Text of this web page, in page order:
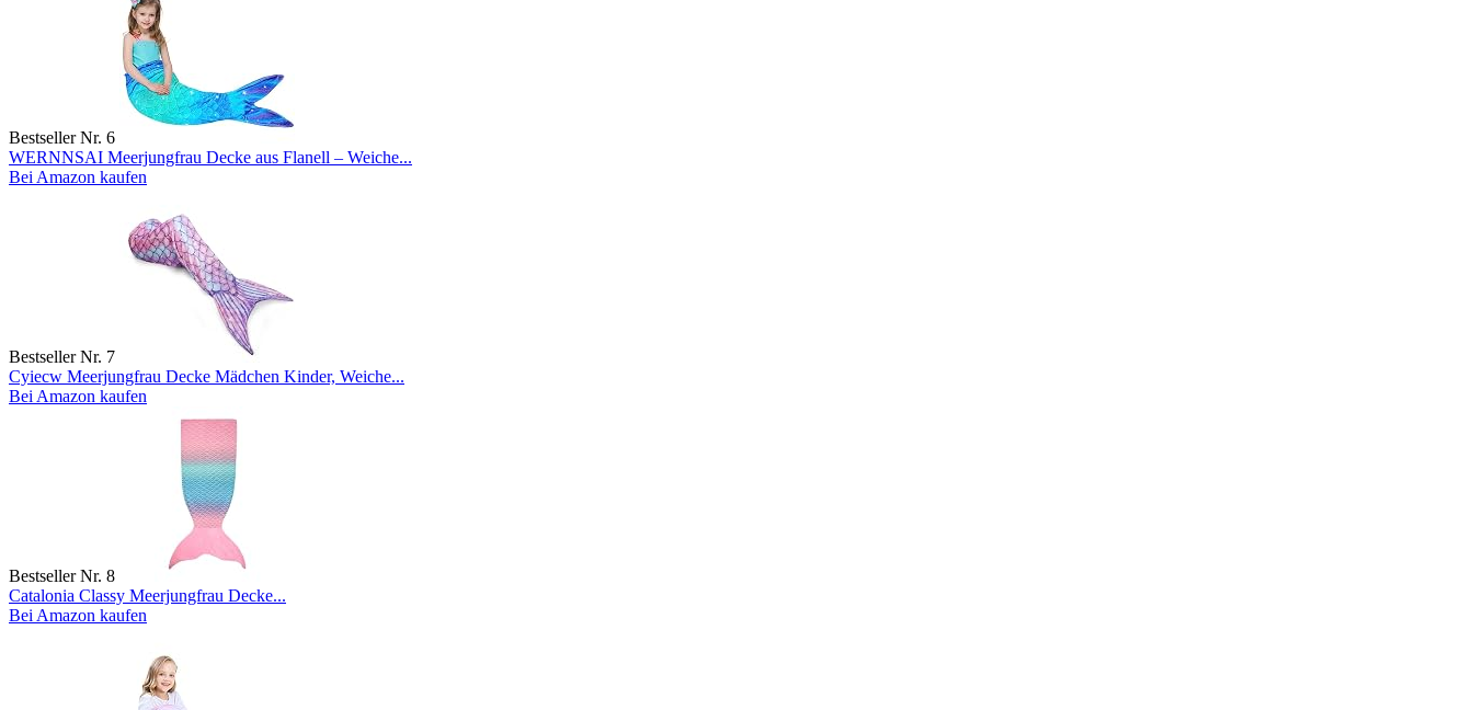
Bestseller Nr. 6
WERNNSAI Meerjungfrau Decke aus Flanell – Weiche...
Bei Amazon kaufen
Bestseller Nr. 7
Cyiecw Meerjungfrau Decke Mädchen Kinder, Weiche...
Bei Amazon kaufen
Bestseller Nr. 8
Catalonia Classy Meerjungfrau Decke...
Bei Amazon kaufen